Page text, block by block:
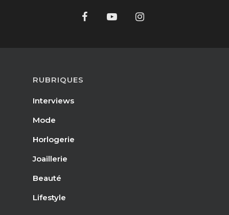
RUBRIQUES
Interviews
Mode
Horlogerie
Joaillerie
Beauté
Lifestyle